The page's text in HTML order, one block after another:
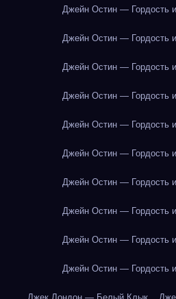
Джейн Остин — Гордость
Джейн Остин — Гордость
Джейн Остин — Гордость
Джейн Остин — Гордость
Джейн Остин — Гордость
Джейн Остин — Гордость
Джейн Остин — Гордость
Джейн Остин — Гордость
Джейн Остин — Гордость
Джейн Остин — Гордость